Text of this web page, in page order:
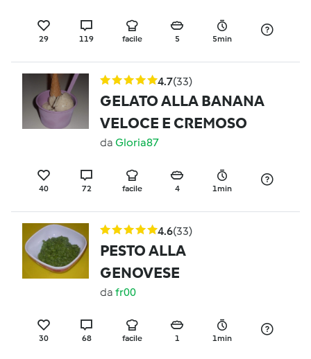
29 119 facile 5 5min
4.7(33)
GELATO ALLA BANANA
VELOCE E CREMOSO
da Gloria87
40 72 facile 4 1min
4.6(33)
PESTO ALLA
GENOVESE
da fr00
30 68 facile 1 1min